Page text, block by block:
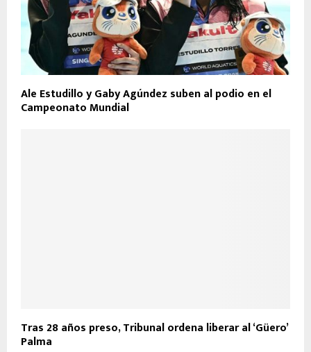
Ale Estudillo y Gaby Agúndez suben al podio en el
Campeonato Mundial
Tras 28 años preso, Tribunal ordena liberar al ‘Güero’
Palma